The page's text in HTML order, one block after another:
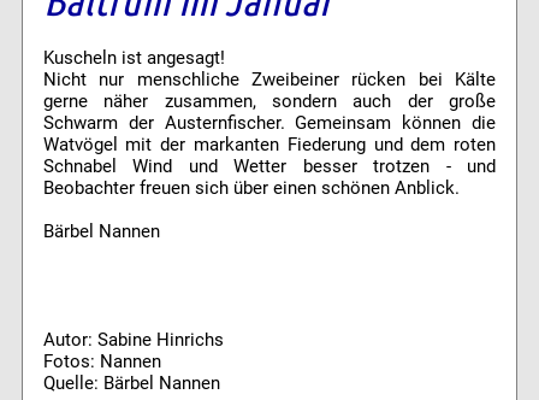
Kuscheln ist angesagt!
Nicht nur menschliche Zweibeiner rücken bei Kälte
gerne näher zusammen, sondern auch der große
Schwarm der Austernfischer. Gemeinsam können die
Watvögel mit der markanten Fiederung und dem roten
Schnabel Wind und Wetter besser trotzen - und
Beobachter freuen sich über einen schönen Anblick.
Bärbel Nannen
Autor: Sabine Hinrichs
Fotos: Nannen
Quelle: Bärbel Nannen